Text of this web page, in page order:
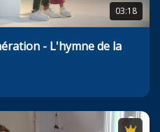
03:18
- L'hymne de la